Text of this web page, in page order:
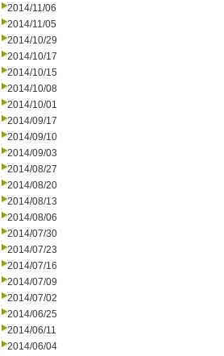
2014/11/06
2014/11/05
2014/10/29
2014/10/17
2014/10/15
2014/10/08
2014/10/01
2014/09/17
2014/09/10
2014/09/03
2014/08/27
2014/08/20
2014/08/13
2014/08/06
2014/07/30
2014/07/23
2014/07/16
2014/07/09
2014/07/02
2014/06/25
2014/06/11
2014/06/04